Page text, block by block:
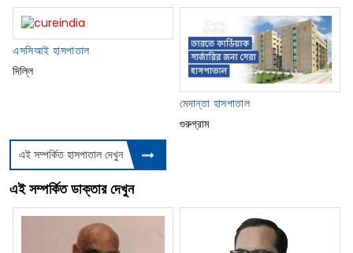
এসসিআই হাসপাতাল
দিল্লি
মেদান্তা হাসপাতাল
গুরুগ্রাম
এই সম্পর্কিত হাসপাতাল দেখুন
এই সম্পর্কিত ডাক্তার দেখুন